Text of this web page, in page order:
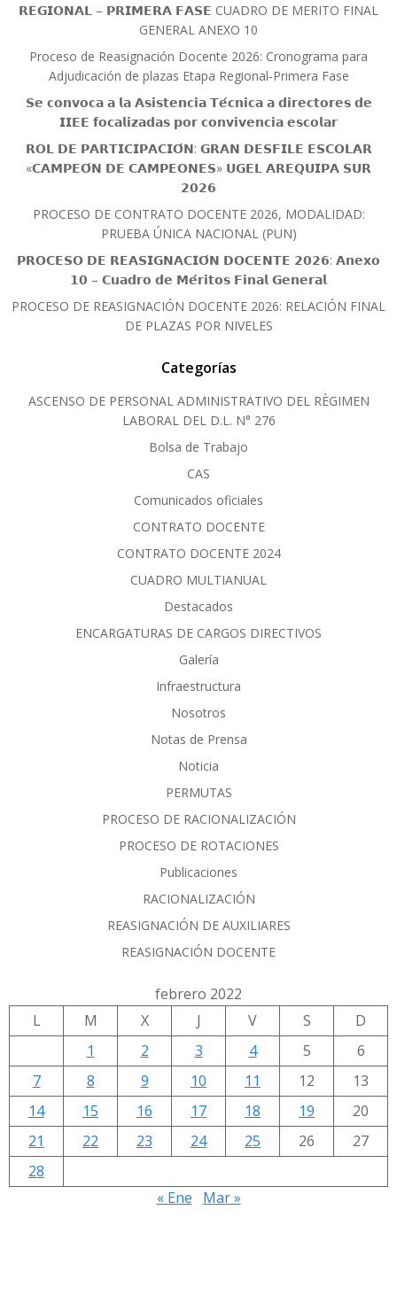
𝗥𝗘𝗚𝗜𝗢𝗡𝗔𝗟 – 𝗣𝗥𝗜𝗠𝗘𝗥𝗔 𝗙𝗔𝗦𝗘 CUADRO DE MERITO FINAL
GENERAL ANEXO 10
Proceso de Reasignación Docente 2026: Cronograma para
Adjudicación de plazas Etapa Regional-Primera Fase
𝗦𝗲 𝗰𝗼𝗻𝘃𝗼𝗰𝗮 𝗮 𝗹𝗮 𝗔𝘀𝗶𝘀𝘁𝗲𝗻𝗰𝗶𝗮 𝗧𝗲́𝗰𝗻𝗶𝗰𝗮 𝗮 𝗱𝗶𝗿𝗲𝗰𝘁𝗼𝗿𝗲𝘀 𝗱𝗲
𝗜𝗜𝗘𝗘 𝗳𝗼𝗰𝗮𝗹𝗶𝘇𝗮𝗱𝗮𝘀 𝗽𝗼𝗿 𝗰𝗼𝗻𝘃𝗶𝘃𝗲𝗻𝗰𝗶𝗮 𝗲𝘀𝗰𝗼𝗹𝗮𝗿
𝗥𝗢𝗟 𝗗𝗘 𝗣𝗔𝗥𝗧𝗜𝗖𝗜𝗣𝗔𝗖𝗜𝗢́𝗡: 𝗚𝗥𝗔𝗡 𝗗𝗘𝗦𝗙𝗜𝗟𝗘 𝗘𝗦𝗖𝗢𝗟𝗔𝗥
«𝗖𝗔𝗠𝗣𝗘𝗢́𝗡 𝗗𝗘 𝗖𝗔𝗠𝗣𝗘𝗢𝗡𝗘𝗦» 𝗨𝗚𝗘𝗟 𝗔𝗥𝗘𝗤𝗨𝗜𝗣𝗔 𝗦𝗨𝗥
𝟮𝟬𝟮𝟲
PROCESO DE CONTRATO DOCENTE 2026, MODALIDAD:
PRUEBA ÚNICA NACIONAL (PUN)
𝗣𝗥𝗢𝗖𝗘𝗦𝗢 𝗗𝗘 𝗥𝗘𝗔𝗦𝗜𝗚𝗡𝗔𝗖𝗜𝗢́𝗡 𝗗𝗢𝗖𝗘𝗡𝗧𝗘 𝟮𝟬𝟮𝟲: 𝗔𝗻𝗲𝘅𝗼
𝟭𝟬 – 𝗖𝘂𝗮𝗱𝗿𝗼 𝗱𝗲 𝗠𝗲́𝗿𝗶𝘁𝗼𝘀 𝗙𝗶𝗻𝗮𝗹 𝗚𝗲𝗻𝗲𝗿𝗮𝗹
PROCESO DE REASIGNACIÓN DOCENTE 2026: RELACIÓN FINAL
DE PLAZAS POR NIVELES
Categorías
ASCENSO DE PERSONAL ADMINISTRATIVO DEL RÈGIMEN
LABORAL DEL D.L. N° 276
Bolsa de Trabajo
CAS
Comunicados oficiales
CONTRATO DOCENTE
CONTRATO DOCENTE 2024
CUADRO MULTIANUAL
Destacados
ENCARGATURAS DE CARGOS DIRECTIVOS
Galería
Infraestructura
Nosotros
Notas de Prensa
Noticia
PERMUTAS
PROCESO DE RACIONALIZACIÓN
PROCESO DE ROTACIONES
Publicaciones
RACIONALIZACIÓN
REASIGNACIÓN DE AUXILIARES
REASIGNACIÓN DOCENTE
febrero 2022
L
M X J V S
D
1
2 3 4 5
6
7
8 9 10 11 12
13
14
15 16 17 18 19
20
21
22 23 24 25 26
27
28
« Ene
Mar »